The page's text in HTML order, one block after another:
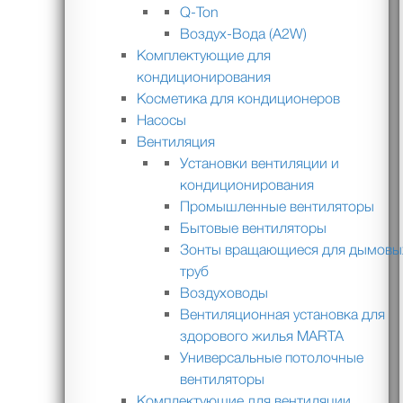
Q-Ton
Воздух-Вода (A2W)
Комплектующие для
кондиционирования
Косметика для кондиционеров
Насосы
Вентиляция
Установки вентиляции и
кондиционирования
Промышленные вентиляторы
Бытовые вентиляторы
Зонты вращающиеся для
труб
Воздуховоды
Вентиляционная установка для
здорового жилья MARTA
Универсальные потолочные
вентиляторы